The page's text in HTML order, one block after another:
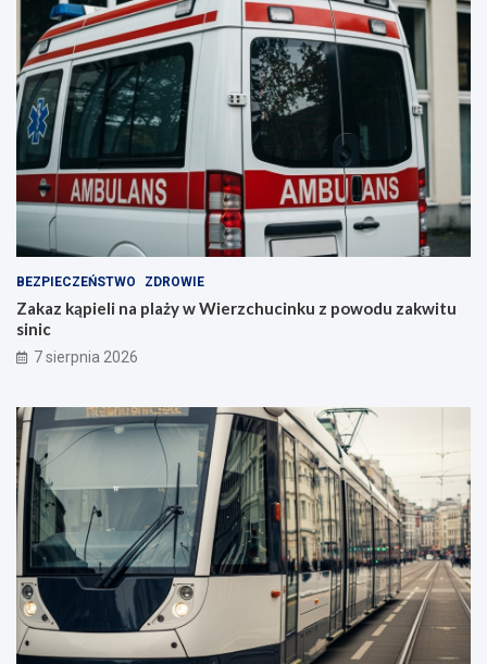
BEZPIECZEŃSTWO ZDROWIE
Zakaz kąpieli na plaży w Wierzchucinku z powodu zakwitu
sinic
7 sierpnia 2026